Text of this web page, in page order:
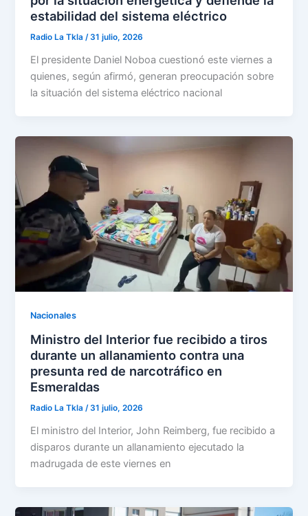
estabilidad del sistema eléctrico
Radio La Tkla /31 julio, 2026
El presidente Daniel Noboa cuestionó este viernes a
quienes, según afirmó, generan preocupación sobre
la situación del sistema eléctrico nacional
Nacionales
Ministro del Interior fue recibido a tiros
durante un allanamiento contra una
presunta red de narcotráfico en
Esmeraldas
Radio La Tkla/31 julio, 2026
El ministro del Interior, John Reimberg, fue recibido a
disparos durante un allanamiento ejecutado la
madrugada de este viernes en